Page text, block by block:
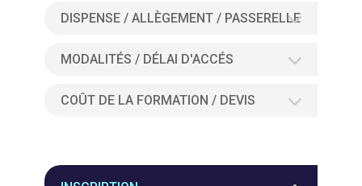
DISPENSE / ALLÈGEMENT / PASSERELLE
MODALITÉS / DÉLAI D'ACCÉS
COÛT DE LA FORMATION / DEVIS